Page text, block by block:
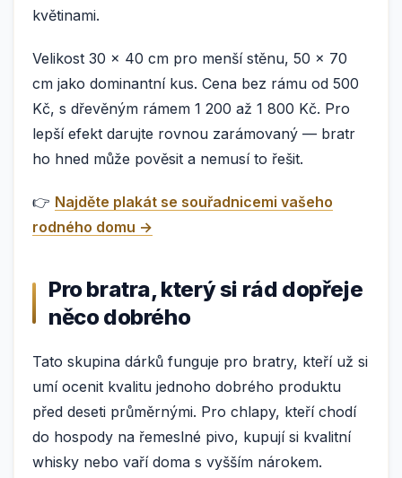
květinami.
Velikost 30 × 40 cm pro menší stěnu, 50 × 70
cm jako dominantní kus. Cena bez rámu od 500
Kč, s dřevěným rámem 1 200 až 1 800 Kč. Pro
lepší efekt darujte rovnou zarámovaný — bratr
ho hned může pověsit a nemusí to řešit.
👉 Najděte plakát se souřadnicemi vašeho
rodného domu →
Pro bratra, který si rád dopřeje
něco dobrého
Tato skupina dárků funguje pro bratry, kteří už si
umí ocenit kvalitu jednoho dobrého produktu
před deseti průměrnými. Pro chlapy, kteří chodí
do hospody na řemeslné pivo, kupují si kvalitní
whisky nebo vaří doma s vyšším nárokem.